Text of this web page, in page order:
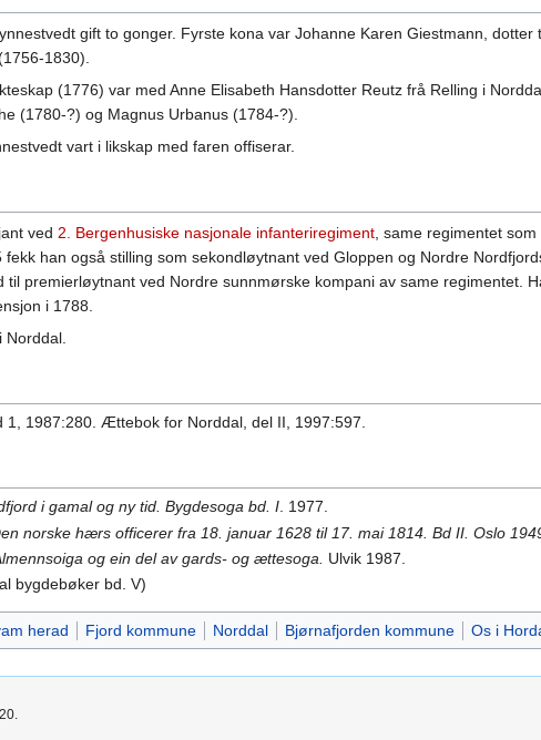
gift to gonger. Fyrste kona var Johanne Karen Giestmann,
1830).
(1776) var med Anne Elisabeth Hansdotter Reutz frå Relling i
(1780-?) og Magnus Urbanus (1784-?).
vart i likskap med faren offiserar.
ved 2. Bergenhusiske nasjonale infanteriregiment , same regimentet
fekk han også stilling som sekondløytnant ved Gloppen og Nordre
premierløytnant ved Nordre sunnmørske kompani av same regimentet.
i 1788.
1987:280. Ættebok for Norddal, del II, 1997:597.
i gamal og ny tid. Bygdesoga bd. I . 1977.
norske hærs officerer fra 18. januar 1628 til 17. mai 1814. Bd II. Oslo
og ein del av gards- og ættesoga.
Ulvik 1987.
bygdebøker bd. V)
herad Fjord kommune Norddal Bjørnafjorden kommune Os i